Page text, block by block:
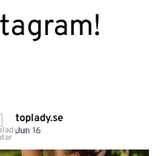
toplady.se
Jun 16